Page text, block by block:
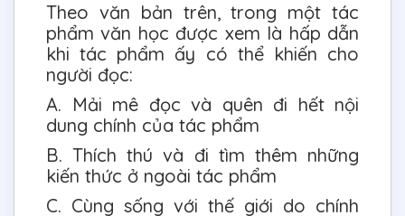
Theo văn bản trên, trong một tác
phẩm văn học được xem là hấp dẫn
khi tác phẩm ấy có thể khiến cho
người đọc:
A. Mải mê đọc và quên đi hết nội
dung chính của tác phẩm
B. Thích thú và đi tìm thêm những
kiến thức ở ngoài tác phẩm
C. Cùng sống với thế giới do chính